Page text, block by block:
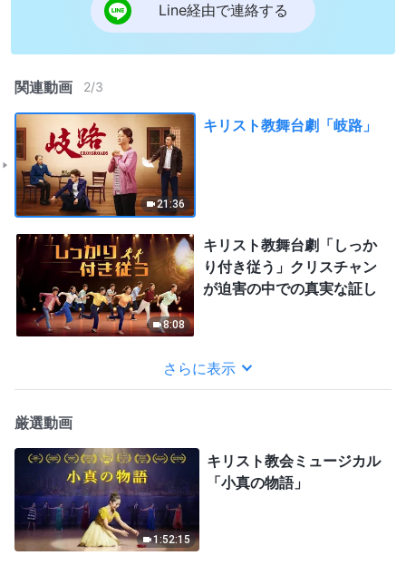
Line経由で連絡する
関連動画 2/3
21:36
キリスト教舞台劇「岐路」
8:08
キリスト教舞台劇「しっか
り付き従う」クリスチャン
が迫害の中での真実な証し
さらに表示
厳選動画
1:52:15
キリスト教会ミュージカル
「小真の物語」